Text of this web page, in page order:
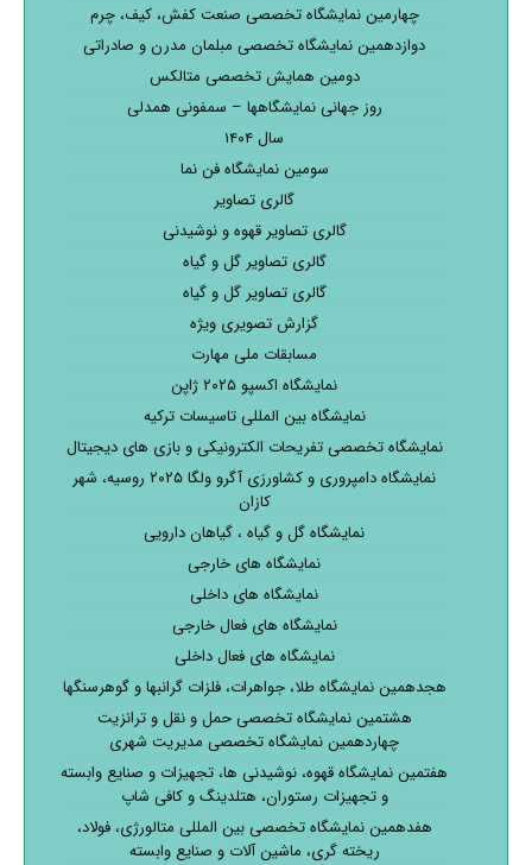
چهارمین نمایشگاه تخصصی صنعت کفش، کیف، چرم
دوازدهمین نمایشگاه تخصصی مبلمان مدرن و صادراتی
دومین همایش تخصصی متالکس
روز جهانی نمایشگاهها – سمفونی همدلی
سال ۱۴۰۴
سومین نمایشگاه فن نما
گالری تصاویر
گالری تصاویر قهوه و نوشیدنی
گالری تصاویر گل و گیاه
گالری تصاویر گل و گیاه
گزارش تصویری ویژه
مسابقات ملی مهارت
نمایشگاه اکسپو ۲۰۲۵ ژاپن
نمایشگاه بین المللی تاسیسات ترکیه
نمایشگاه تخصصی تفریحات الکترونیکی و بازی های دیجیتال
نمایشگاه دامپروری و کشاورزی آگرو ولگا ۲۰۲۵ روسیه، شهر
کازان
نمایشگاه گل و گیاه ، گیاهان دارویی
نمایشگاه های خارجی
نمایشگاه های داخلی
نمایشگاه های فعال خارجی
نمایشگاه های فعال داخلی
هجدهمین نمایشگاه طلا، جواهرات، فلزات گرانبها و گوهرسنگها
هشتمین نمایشگاه تخصصی حمل و نقل و ترانزیت
چهاردهمین نمایشگاه تخصصی مدیریت شهری
هفتمین نمایشگاه قهوه، نوشیدنی ها، تجهیزات و صنایع وابسته
و تجهیزات رستوران، هتلدینگ و کافی شاپ
هفدهمین نمایشگاه تخصصی بین المللی متالورژی، فولاد،
ریخته گری، ماشین آلات و صنایع وابسته